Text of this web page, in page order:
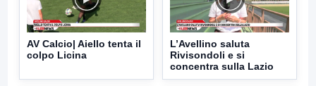
AV Calcio| Aiello tenta il
colpo Licina
L’Avellino saluta
Rivisondoli e si
concentra sulla Lazio